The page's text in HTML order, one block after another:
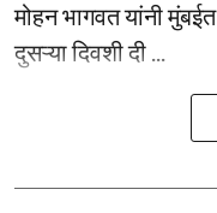
मोहन भागवत यांनी
दुसऱ्या दिवशी दी ...